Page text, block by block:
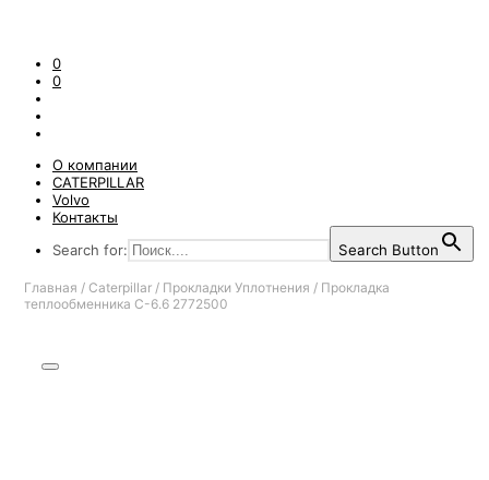
0
0
О компании
CATERPILLAR
Volvo
Контакты
Search for:
Search Button
Главная / Caterpillar / Прокладки Уплотнения / Прокладка
теплообменника C-6.6 2772500